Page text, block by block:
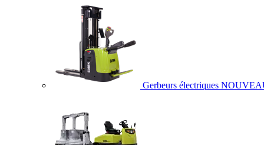
Gerbeurs électriques